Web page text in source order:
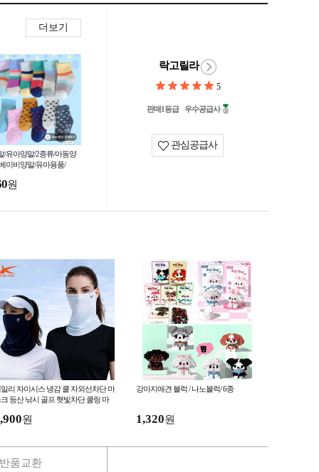
더보기
/유아양말/2종류/아동양
이비양말/유아용품/
원
락고릴라
5
판매1등급 우수공급사
관심공급사
리 자이시스 냉감 쿨 자외선차단 마
등산 낚시 골프 햇빛차단 쿨링 마
원
강아지애견 블럭 / 나노블럭/ 6종
1,320원
반품교환